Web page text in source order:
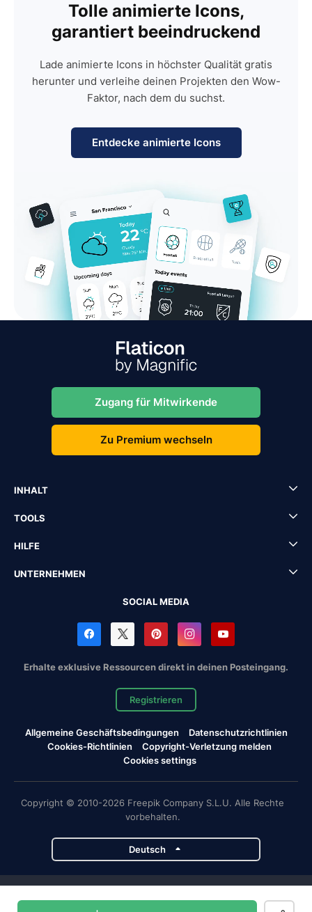
Tolle animierte Icons,
garantiert beeindruckend
Lade animierte Icons in höchster Qualität gratis
herunter und verleihe deinen Projekten den Wow-
Faktor, nach dem du suchst.
Entdecke animierte Icons
Zugang für Mitwirkende
Zu Premium wechseln
INHALT
TOOLS
HILFE
UNTERNEHMEN
SOCIAL MEDIA
Erhalte exklusive Ressourcen direkt in deinen Posteingang.
Registrieren
Allgemeine Geschäftsbedingungen
Datenschutzrichtlinien
Cookies-Richtlinien
Copyright-Verletzung melden
Cookies settings
Copyright © 2010-2026 Freepik Company S.L.U. Alle Rechte
vorbehalten.
Deutsch